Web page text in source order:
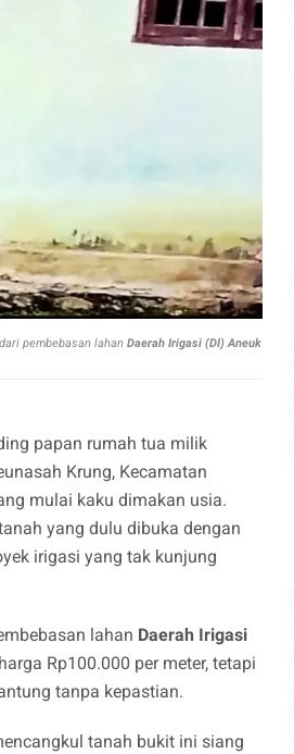
pembebasan lahan Daerah Irigasi (DI) Aneuk
papan rumah tua milik
Krung, Kecamatan
mulai kaku dimakan usia.
yang dulu dibuka dengan
irigasi yang tak kunjung
lahan Daerah Irigasi
Rp100.000 per meter, tetapi
tanpa kepastian.
tanah bukit ini siang